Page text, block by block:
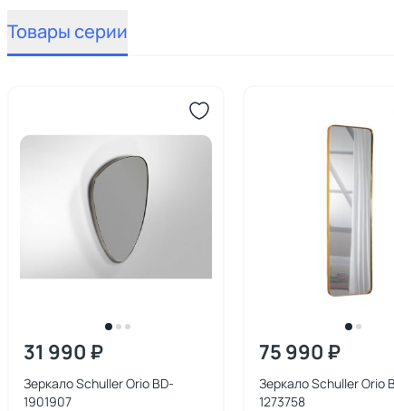
Товары серии
31 990 ₽
Зеркало Schuller Orio BD-
1901907
75 990 ₽
Зеркало Schuller Orio
1273758